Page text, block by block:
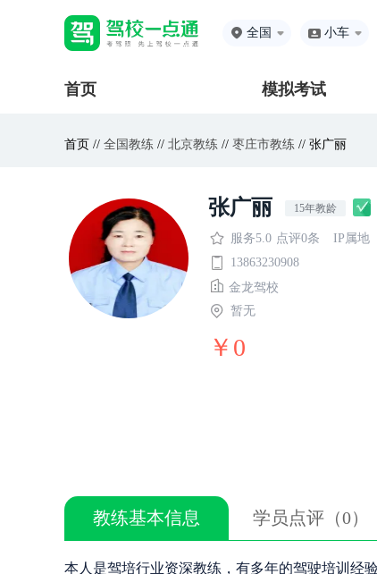
全国 小车
首页 模拟考试
首页 // 全国教练 // 北京教练 // 枣庄市教练 // 张广丽
张广丽 15年教龄
服务5.0 点评0条 IP属地
13863230908
金龙驾校
暂无
￥0
教练基本信息 学员点评（0）
本人是驾培行业资深教练，有多年的驾驶培训经